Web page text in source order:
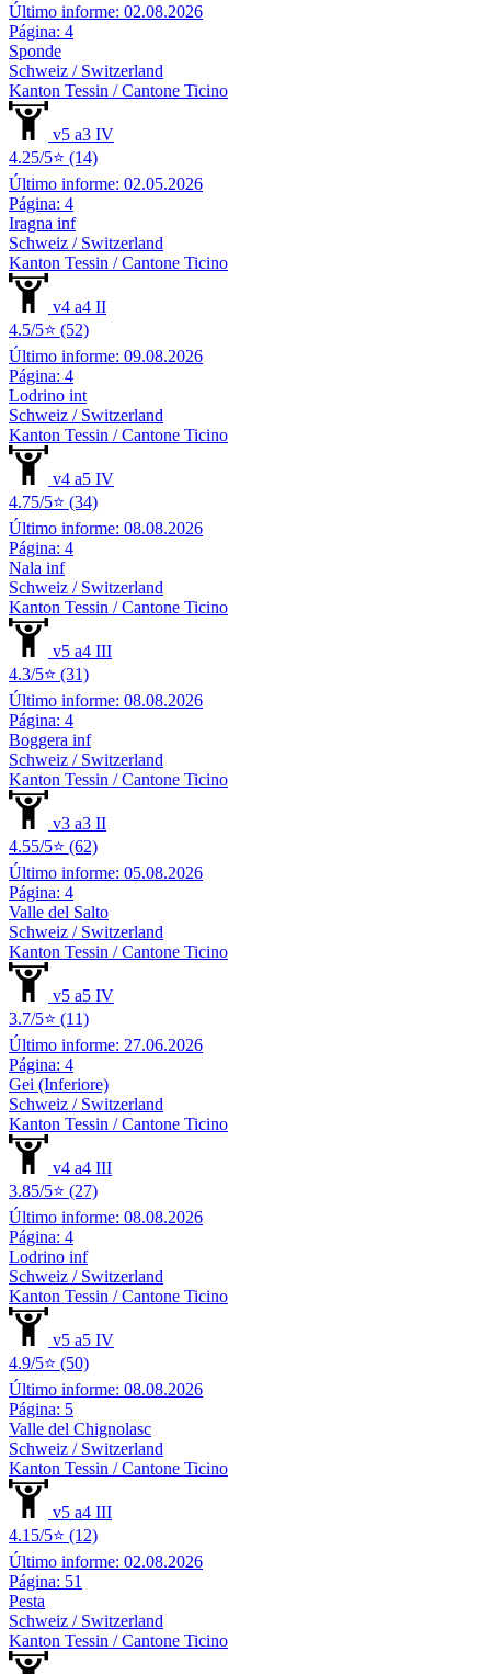
Último informe: 02.08.2026
Página: 4
Sponde
Schweiz / Switzerland
Kanton Tessin / Cantone Ticino
v5 a3 IV
4.25/5⭐ (14)
Último informe: 02.05.2026
Página: 4
Iragna inf
Schweiz / Switzerland
Kanton Tessin / Cantone Ticino
v4 a4 II
4.5/5⭐ (52)
Último informe: 09.08.2026
Página: 4
Lodrino int
Schweiz / Switzerland
Kanton Tessin / Cantone Ticino
v4 a5 IV
4.75/5⭐ (34)
Último informe: 08.08.2026
Página: 4
Nala inf
Schweiz / Switzerland
Kanton Tessin / Cantone Ticino
v5 a4 III
4.3/5⭐ (31)
Último informe: 08.08.2026
Página: 4
Boggera inf
Schweiz / Switzerland
Kanton Tessin / Cantone Ticino
v3 a3 II
4.55/5⭐ (62)
Último informe: 05.08.2026
Página: 4
Valle del Salto
Schweiz / Switzerland
Kanton Tessin / Cantone Ticino
v5 a5 IV
3.7/5⭐ (11)
Último informe: 27.06.2026
Página: 4
Gei (Inferiore)
Schweiz / Switzerland
Kanton Tessin / Cantone Ticino
v4 a4 III
3.85/5⭐ (27)
Último informe: 08.08.2026
Página: 4
Lodrino inf
Schweiz / Switzerland
Kanton Tessin / Cantone Ticino
v5 a5 IV
4.9/5⭐ (50)
Último informe: 08.08.2026
Página: 5
Valle del Chignolasc
Schweiz / Switzerland
Kanton Tessin / Cantone Ticino
v5 a4 III
4.15/5⭐ (12)
Último informe: 02.08.2026
Página: 51
Pesta
Schweiz / Switzerland
Kanton Tessin / Cantone Ticino